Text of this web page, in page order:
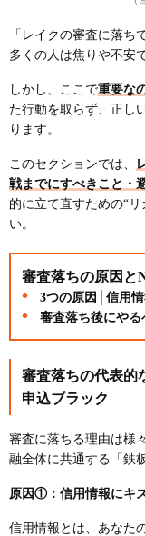
「レイクの審査に落ち
多くの人は焦りや不安
しかし、ここで重要な
た行動を取らず、正し
ります。
このセクションでは、
戦までにすべきこと・
的に立て直すための“
い。
審査落ちの原因と
3つの原因│信用
審査落ち後にや
審査落ちの代表的
申込ブラック
審査に落ちる理由は様
融全体に共通する「鉄
原因①：信用情報にキ
信用情報とは、あなた